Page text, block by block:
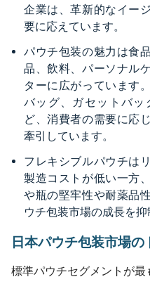
企業は、革新的なイー
要に応えています。
パウチ包装の魅力は食
品、飲料、パーソナル
ターに広がっています
バッグ、ガセットバッ
ど、消費者の需要に応
牽引しています。
フレキシブルパウチは
製造コストが低い一方
や瓶の堅牢性や耐薬品
ウチ包装市場の成長を抑
日本パウチ包装市場
標準パウチセグメントが